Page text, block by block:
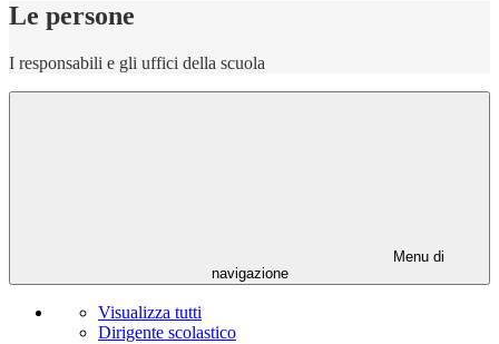
Le persone
I responsabili e gli uffici della scuola
Menu di
navigazione
Visualizza tutti
Dirigente scolastico